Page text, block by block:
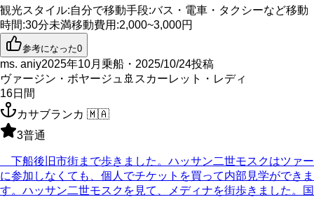
観光スタイル:自分で移動手段:バス・電車・タクシーなど移動
時間:30分未満移動費用 :2,000~3,000円
参考になった0
ms. aniy2025年10月乗船・2025/10/24投稿
ヴァージン・ボヤージュ 🚢 スカーレット・レディ
16日間
カサブランカ 🇲🇦
3普通
下船後旧市街まで歩きました。ハッサン二世モスクはツァー
に参加しなくても、個人でチケットを買って内部見学ができま
す。ハッサン二世モスクを見て、メディナを街歩きました。国